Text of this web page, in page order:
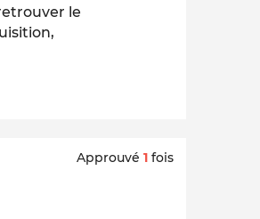
le
Approuvé 1 fois